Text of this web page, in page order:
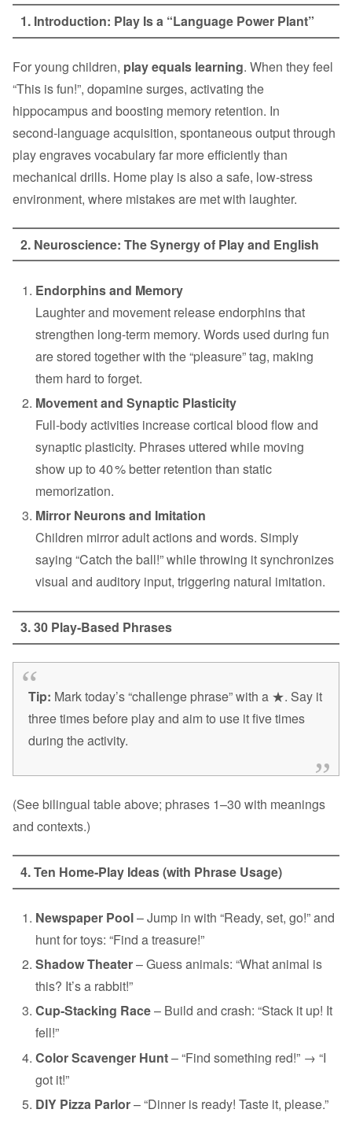
1. Introduction: Play Is a “Language Power Plant”
For young children, play equals learning. When they feel
“This is fun!”, dopamine surges, activating the
hippocampus and boosting memory retention. In
second‑language acquisition, spontaneous output through
play engraves vocabulary far more efficiently than
mechanical drills. Home play is also a safe, low‑stress
environment, where mistakes are met with laughter.
2. Neuroscience: The Synergy of Play and English
Endorphins and Memory
Laughter and movement release endorphins that
strengthen long‑term memory. Words used during fun
are stored together with the “pleasure” tag, making
them hard to forget.
Movement and Synaptic Plasticity
Full‑body activities increase cortical blood flow and
synaptic plasticity. Phrases uttered while moving
show up to 40 % better retention than static
memorization.
Mirror Neurons and Imitation
Children mirror adult actions and words. Simply
saying “Catch the ball!” while throwing it synchronizes
visual and auditory input, triggering natural imitation.
3. 30 Play‑Based Phrases
Tip: Mark today’s “challenge phrase” with a ★. Say it
three times before play and aim to use it five times
during the activity.
(See bilingual table above; phrases 1–30 with meanings
and contexts.)
4. Ten Home‑Play Ideas (with Phrase Usage)
Newspaper Pool– Jump in with “Ready, set, go!” and
hunt for toys: “Find a treasure!”
Shadow Theater– Guess animals: “What animal is
this? It’s a rabbit!”
Cup‑Stacking Race– Build and crash: “Stack it up! It
fell!”
Color Scavenger Hunt– “Find something red!” → “I
got it!”
DIY Pizza Parlor– “Dinner is ready! Taste it, please.”